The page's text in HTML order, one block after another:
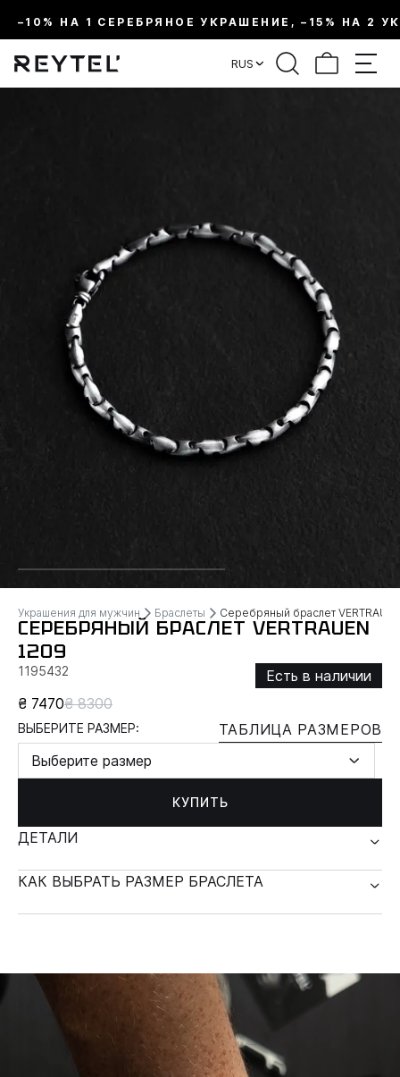
–10% НА 1 СЕРЕБРЯНОЕ УКРАШЕНИЕ, –15% НА 2
RUS
Украшения для мужчин Браслеты Серебряный браслет
СЕРЕБРЯНЫЙ БРАСЛЕТ VERTRAUEN
1209
1195432
Есть в наличии
₴ 7470₴ 8300
ВЫБЕРИТЕ РАЗМЕР:
ТАБЛИЦА РАЗМЕРОВ
Выберите размер
КУПИТЬ
ДЕТАЛИ
КАК ВЫБРАТЬ РАЗМЕР БРАСЛЕТА